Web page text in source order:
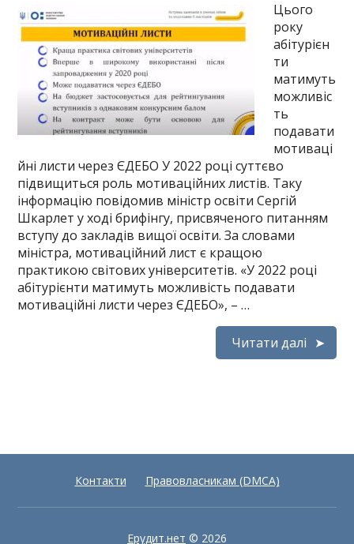
Цього
року
абітурієн
ти
матимуть
можливіс
ть
подавати
мотиваці
йні листи через ЄДЕБО У 2022 році суттєво
підвищиться роль мотиваційних листів. Таку
інформацію повідомив міністр освіти Сергій
Шкарлет у ході брифінгу, присвяченого питанням
вступу до закладів вищої освіти. За словами
міністра, мотиваційний лист є кращою
практикою світових університетів. «У 2022 році
абітурієнти матимуть можливість подавати
мотиваційні листи через ЄДЕБО», – …
Читати далі
Контакти Правовласникам (DMCA)
Ерудит.нет © 2026